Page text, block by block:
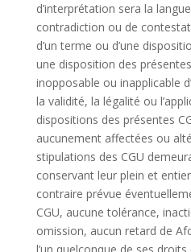
d’interprétation sera la
contradiction ou de
d’un terme ou d’une
une disposition des
inopposable ou inapplicable
la validité, la légalité ou
dispositions des présentes
aucunement affectées ou
stipulations des CGU
conservant leur plein et
contraire prévue
CGU, aucune tolérance,
omission, aucun retard de